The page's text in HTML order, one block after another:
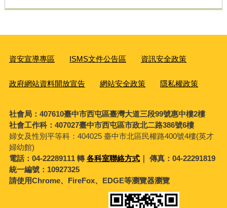
資安宣導專區 ISMS文件公告區 資訊安全政策
政府網站資料開放宣告 網站安全政策 隱私權政策
社會局：407610臺中市西屯區臺灣大道三段99號惠中樓2樓
社會工作科：407027臺中市西屯區市政北二路386號6樓
婦女及性別平等科： 404025 臺中市北區民權路400號4樓(英才
婦幼館)
電話：04-22289111 轉各科室聯絡方式｜ 傳真：04-22291819
統一編號：10927325
請使用Chrome、FireFox、EDGE等瀏覽器瀏覽